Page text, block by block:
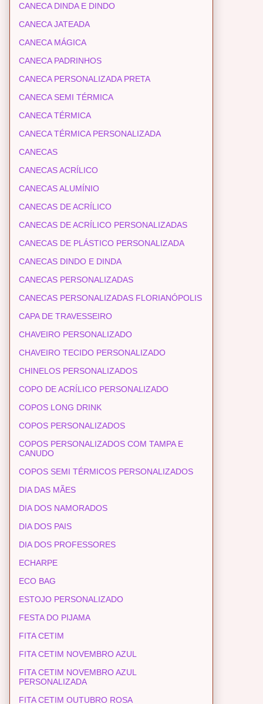
CANECA DINDA E DINDO
CANECA JATEADA
CANECA MÁGICA
CANECA PADRINHOS
CANECA PERSONALIZADA PRETA
CANECA SEMI TÉRMICA
CANECA TÉRMICA
CANECA TÉRMICA PERSONALIZADA
CANECAS
CANECAS ACRÍLICO
CANECAS ALUMÍNIO
CANECAS DE ACRÍLICO
CANECAS DE ACRÍLICO PERSONALIZADAS
CANECAS DE PLÁSTICO PERSONALIZADA
CANECAS DINDO E DINDA
CANECAS PERSONALIZADAS
CANECAS PERSONALIZADAS FLORIANÓPOLIS
CAPA DE TRAVESSEIRO
CHAVEIRO PERSONALIZADO
CHAVEIRO TECIDO PERSONALIZADO
CHINELOS PERSONALIZADOS
COPO DE ACRÍLICO PERSONALIZADO
COPOS LONG DRINK
COPOS PERSONALIZADOS
COPOS PERSONALIZADOS COM TAMPA E
CANUDO
COPOS SEMI TÉRMICOS PERSONALIZADOS
DIA DAS MÃES
DIA DOS NAMORADOS
DIA DOS PAIS
DIA DOS PROFESSORES
ECHARPE
ECO BAG
ESTOJO PERSONALIZADO
FESTA DO PIJAMA
FITA CETIM
FITA CETIM NOVEMBRO AZUL
FITA CETIM NOVEMBRO AZUL
PERSONALIZADA
FITA CETIM OUTUBRO ROSA